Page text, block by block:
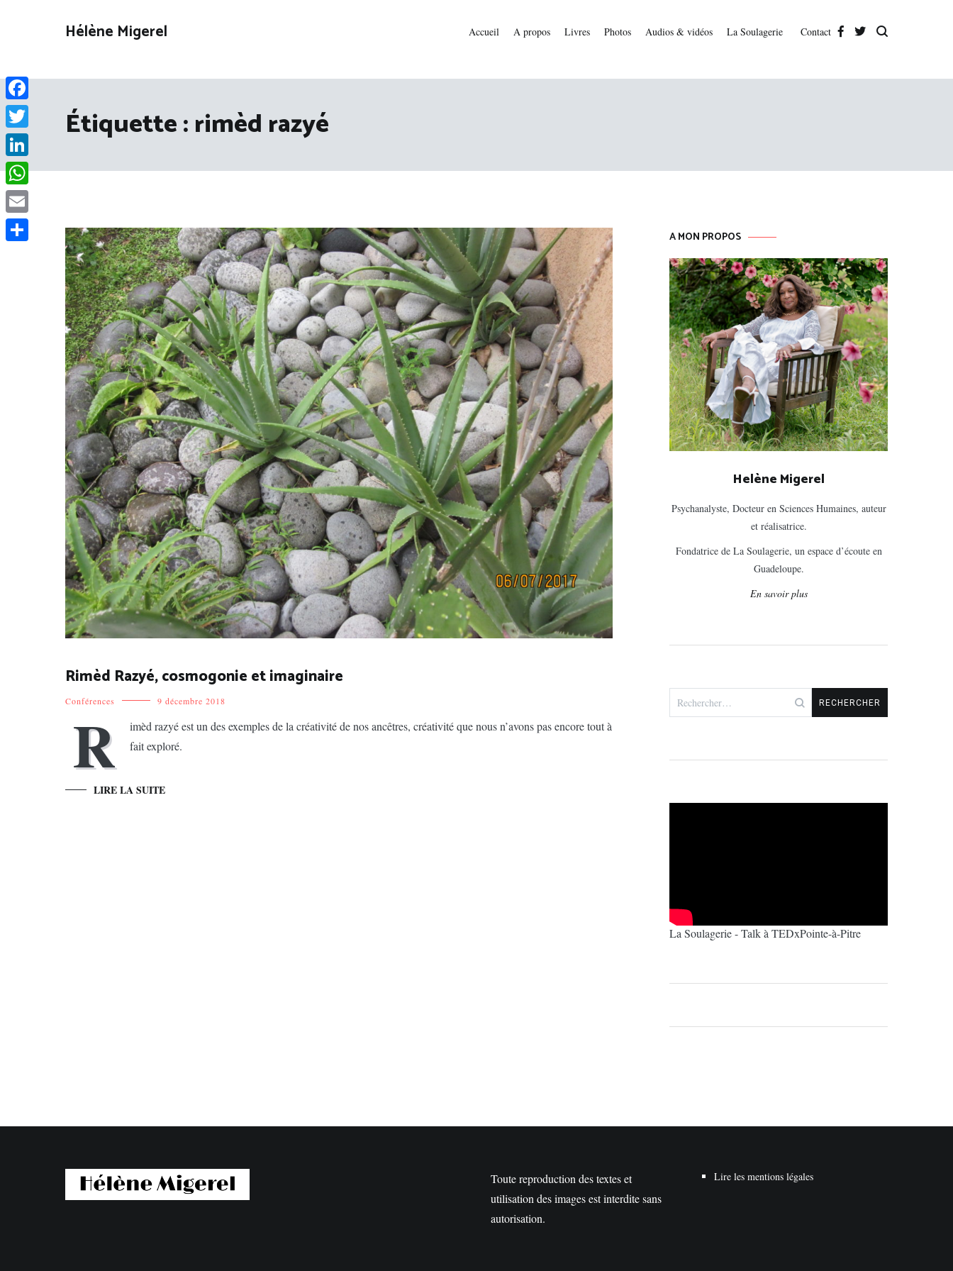
Hélène Migerel Accueil A propos Livres Photos Audios & vidéos La Soulagerie Contact
Étiquette :rimèd razyé
Rimèd Razyé, cosmogonie et imaginaire
Conférences 9 décembre 2018
R
imèd razyé est un des exemples de la créativité de nos ancêtres, créativité que nous n’avons pas encore tout à
fait exploré.
LIRE LA SUITE
A MON PROPOS
Helène Migerel
Psychanalyste, Docteur en Sciences Humaines, auteur
et réalisatrice.
Fondatrice de La Soulagerie, un espace d’écoute en
Guadeloupe.
En savoir plus
La Soulagerie - Talk à TEDxPointe-à-Pitre
Toute reproduction des textes et
utilisation des images est interdite sans
autorisation.
Lire les mentions légales
Facebook
Twitter
LinkedIn
WhatsApp
Email